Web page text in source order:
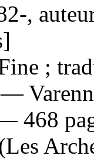
,
;
468